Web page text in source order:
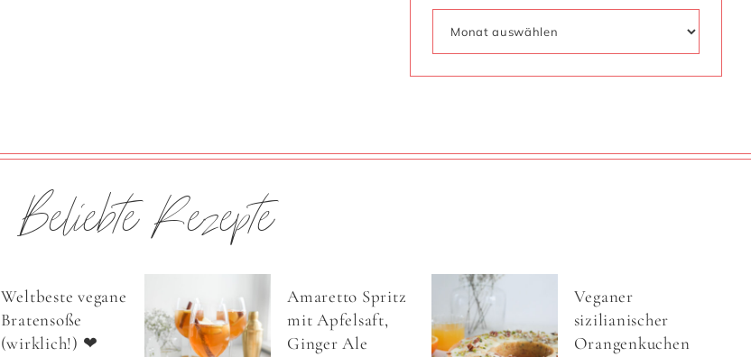
Beliebte Rezepte
Weltbeste vegane
Bratensoße
(wirklich!) ❤
Amaretto Spritz
mit Apfelsaft,
Ginger Ale
Veganer
sizilianischer
Orangenkuchen